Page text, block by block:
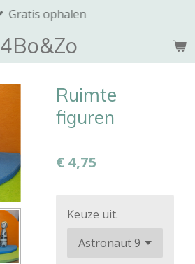
4Bo&Zo
Gratis ophalen
Ruimte
figuren
€ 4,75
Keuze uit.